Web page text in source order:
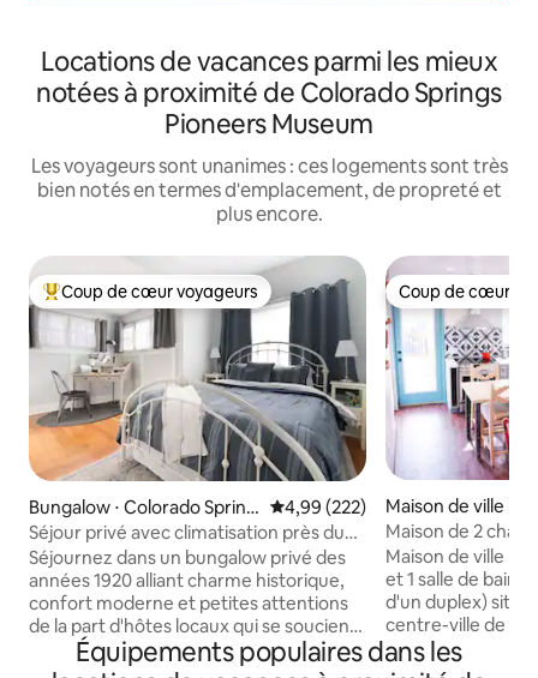
Locations de vacances parmi les mieux
notées à proximité de Colorado Springs
Pioneers Museum
Les voyageurs sont unanimes : ces logements sont très
bien notés en termes d'emplacement, de propreté et
plus encore.
Coups de cœur voyageurs les plus appréciés
Coup de cœur voyageurs
Bungalow ⋅ Colorado Spring
s
Évaluation moyenne sur la
4,99 (222)
Séjour privé avec climatisation près du
centre-ville et de l'hôpital Mem
Séjournez dans un bungalow privé des
années 1920 alliant charme historique,
confort moderne et petites attentions
de la part d'hôtes locaux qui se soucient
de vous ! Profitez de parquets d'origine,
d'une cuisine entièrement équipée, du
Coup de cœur
Coup de cœur
Maison de ville ⋅
prings
Maison de 2
centre-ville COS
Maison de ville
et 1 salle de bain
d'un duplex)
centre-ville de
proximité des
ville, des
Équipements populaires dans les